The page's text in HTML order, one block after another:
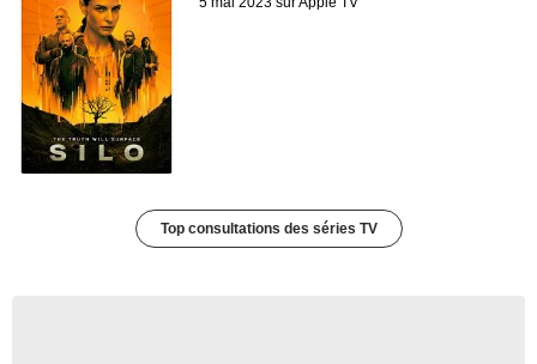
Top consultations des séries TV